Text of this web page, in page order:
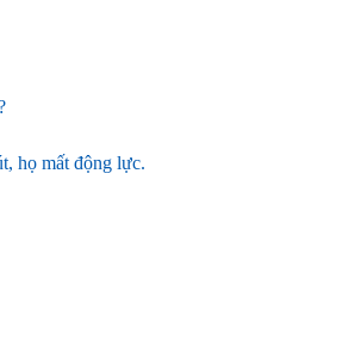
họ mất động lực.